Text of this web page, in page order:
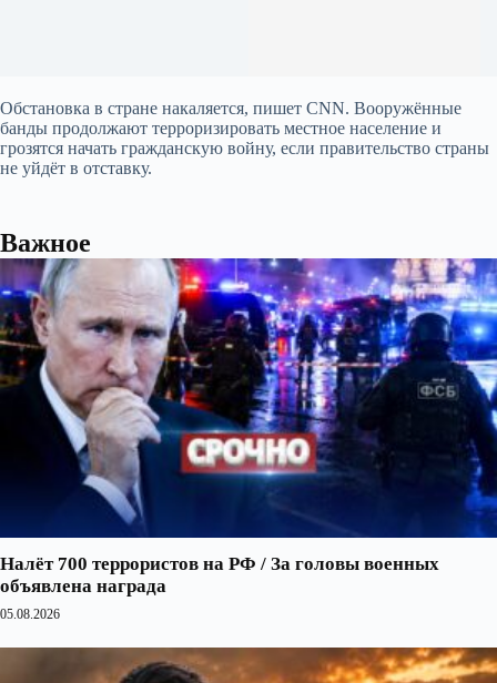
Обстановка в стране накаляется, пишет CNN. Вооружённые
банды продолжают терроризировать местное население и
грозятся начать гражданскую войну, если правительство страны
не уйдёт в отставку.
Важное
Налёт 700 террористов на РФ / За головы военных
объявлена награда
05.08.2026